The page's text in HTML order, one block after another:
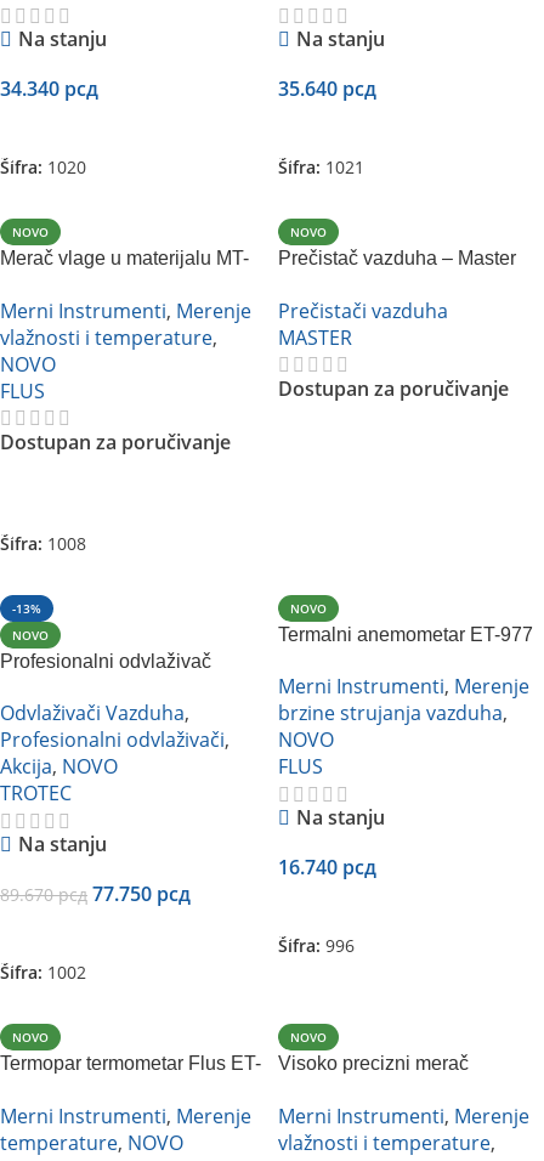
Na stanju
34.340 рсд
Šifra: 1020
Na stanju
35.640 рсд
Šifra: 1021
NOVO
Merač vlage u materijalu MT-
Merni Instrumenti, Merenje
vlažnosti i temperature,
NOVO
FLUS
Dostupan za poručivanje
Šifra: 1008
NOVO
Prečistač vazduha – Master
Prečistači vazduha
MASTER
Dostupan za poručivanje
-13%
NOVO
Profesionalni odvlaživač
Odvlaživači Vazduha,
Profesionalni odvlaživači,
Akcija, NOVO
TROTEC
Na stanju
89.670рсд 77.750 рсд
Šifra: 1002
NOVO
Termalni anemometar ET-977
Merni Instrumenti, Merenje
brzine strujanja vazduha,
NOVO
FLUS
Na stanju
16.740 рсд
Šifra: 996
NOVO
Termopar termometar Flus ET-
Merni Instrumenti, Merenje
temperature, NOVO
NOVO
Visoko precizni merač
zvučnim i LED svetlosnim
alarmom Flus ET-971
Merni Instrumenti, Merenje
vlažnosti i temperature,